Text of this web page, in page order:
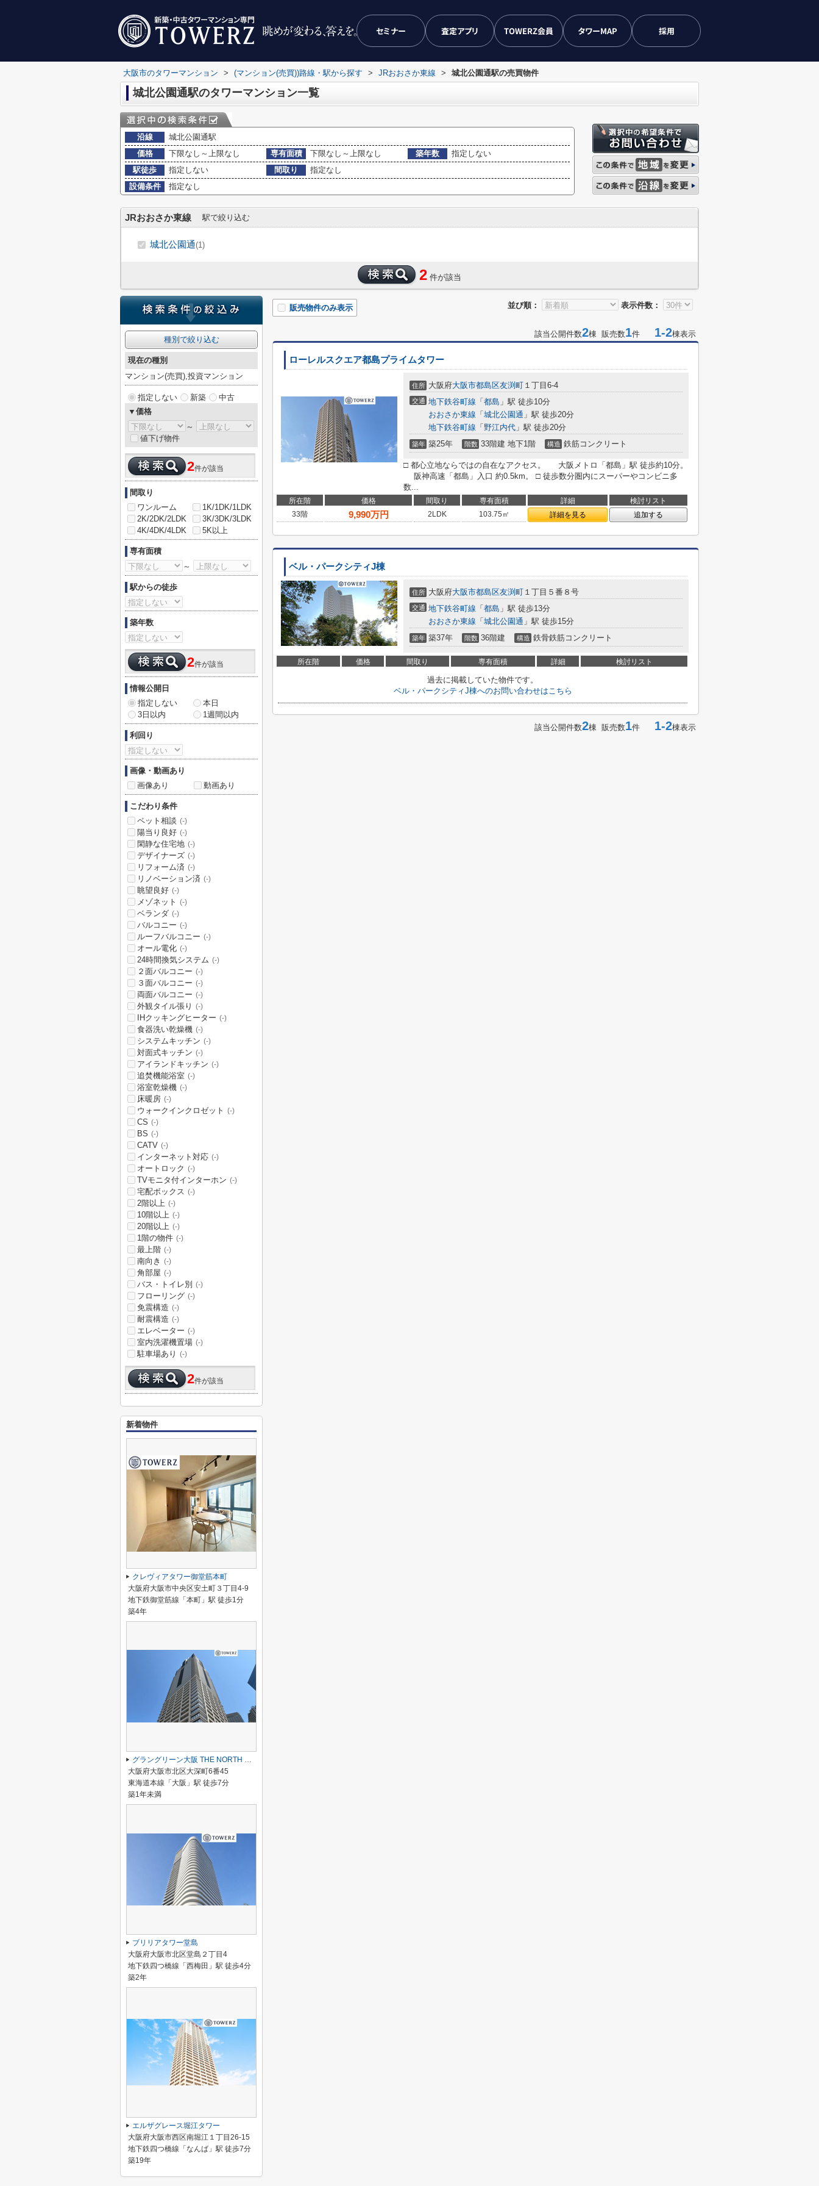
セミナー 査定アプリ TOWERZ会員 タワーMAP 採用
大阪市のタワーマンション > (マンション(売買))路線・駅から探す > JRおおさか東線 > 城北公園通駅の売買物件
城北公園通駅のタワーマンション一覧
沿線
城北公園通駅
価格
下限なし～上限なし 専有面積 下限なし～上限なし 築年数
指定しない
駅徒歩
指定しない 間取り
指定なし
設備条件
指定なし
JRおおさか東線 駅で絞り込む
城北公園通(1)
2 件が該当
並び順： 表示件数：
販売物件のみ表示
該当公開件数2棟 販売数1件 1-2棟表示
ローレルスクエア都島プライムタワー
住所 大阪府大阪市都島区友渕町 １丁目6-4
交通 地下鉄谷町線 「 都島 」駅 徒歩10分
おおさか東線 「 城北公園通 」駅 徒歩20分
地下鉄谷町線 「 野江内代 」駅 徒歩20分
築年 築25年 階数 33階建 地下1階 構造 鉄筋コンクリート
□ 都心立地ならではの自在なアクセス。 大阪メトロ「都島」駅 徒歩約10分。
阪神高速「都島」入口 約0.5km。 □ 徒歩数分圏内にスーパーやコンビニ多
数...
所在階 価格 間取り 専有面積 詳細
検討リスト
33階
9,990万円 2LDK 103.75㎡ 詳細を見る 追加する
ベル・パークシティJ棟
住所 大阪府大阪市都島区友渕町 １丁目５番８号
交通 地下鉄谷町線 「 都島 」駅 徒歩13分
おおさか東線 「 城北公園通 」駅 徒歩15分
築年 築37年 階数 36階建 構造 鉄骨鉄筋コンクリート
所在階 価格 間取り 専有面積 詳細 検討リスト
過去に掲載していた物件です。
ベル・パークシティJ棟へのお問い合わせはこちら
該当公開件数2棟 販売数1件 1-2棟表示
種別で絞り込む
現在の種別
マンション(売買),投資マンション
指定しない 新築
中古
▼価格
～
値下げ物件
2件が該当
間取り
ワンルーム
1K/1DK/1LDK
2K/2DK/2LDK
3K/3DK/3LDK
4K/4DK/4LDK
5K以上
専有面積
～
駅からの徒歩
築年数
2件が該当
情報公開日
指定しない
本日
3日以内
1週間以内
利回り
画像・動画あり
画像あり
動画あり
こだわり条件
ペット相談 (-)
陽当り良好 (-)
閑静な住宅地 (-)
デザイナーズ (-)
リフォーム済 (-)
リノベーション済 (-)
眺望良好 (-)
メゾネット (-)
ベランダ (-)
バルコニー (-)
ルーフバルコニー (-)
オール電化 (-)
24時間換気システム (-)
２面バルコニー (-)
３面バルコニー (-)
両面バルコニー (-)
外観タイル張り (-)
IHクッキングヒーター (-)
食器洗い乾燥機 (-)
システムキッチン (-)
対面式キッチン (-)
アイランドキッチン (-)
追焚機能浴室 (-)
浴室乾燥機 (-)
床暖房 (-)
ウォークインクロゼット (-)
CS (-)
BS (-)
CATV (-)
インターネット対応 (-)
オートロック (-)
TVモニタ付インターホン (-)
宅配ボックス (-)
2階以上 (-)
10階以上 (-)
20階以上 (-)
1階の物件 (-)
最上階 (-)
南向き (-)
角部屋 (-)
バス・トイレ別 (-)
フローリング (-)
免震構造 (-)
耐震構造 (-)
エレベーター (-)
室内洗濯機置場 (-)
駐車場あり (-)
2件が該当
新着物件
クレヴィアタワー御堂筋本町
大阪府大阪市中央区安土町３丁目4-9
地下鉄御堂筋線「本町」駅 徒歩1分
築4年
グラングリーン大阪 THE NORTH RESIDENCE
大阪府大阪市北区大深町6番45
東海道本線「大阪」駅 徒歩7分
築1年未満
ブリリアタワー堂島
大阪府大阪市北区堂島２丁目4
地下鉄四つ橋線「西梅田」駅 徒歩4分
築2年
エルザグレース堀江タワー
大阪府大阪市西区南堀江１丁目26-15
地下鉄四つ橋線「なんば」駅 徒歩7分
築19年